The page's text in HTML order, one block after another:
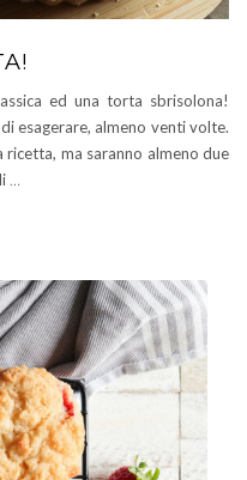
ed una torta sbrisolona!
esagerare, almeno venti volte.
ma saranno almeno due
…